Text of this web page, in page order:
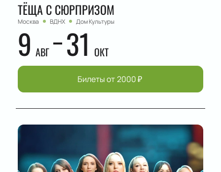
ТЁЩА С СЮРПРИЗОМ
Москва ВДНХ Дом Культуры
9 АВГ 31 ОКТ
Билеты от 2000₽